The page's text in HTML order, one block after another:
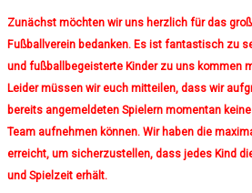
Zunächst möchten wir uns herzlich für das
Fußballverein bedanken. Es ist fantastisch zu
und fußballbegeisterte Kinder zu uns kommen
Leider müssen wir euch mitteilen, dass wir
bereits angemeldeten Spielern momentan
Team aufnehmen können. Wir haben die
erreicht, um sicherzustellen, dass jedes Kind
und Spielzeit erhält.